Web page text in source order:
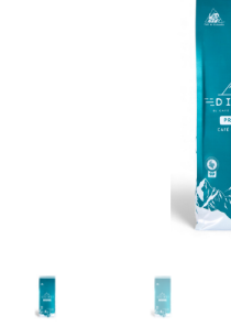
COLECCIÓN CAFETERA
INGRESAR